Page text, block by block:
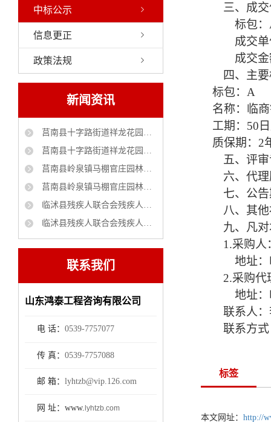
中标公示
信息更正
政策法规
新闻资讯
莒南县十字路街道祥龙花园（官地村）自来水管理服务采购项目 中标公告
莒南县十字路街道祥龙花园社区(官地村)工贸小区大棚改造工程 中标公告
莒南县岭泉镇马棚官庄园林绿化项目 竞争性磋商公告
莒南县岭泉镇马棚官庄园林绿化项目 成交公告
临沭县残疾人联合会残疾人家庭无障碍改造项目磋商公告
临沭县残疾人联合会残疾人家庭无障碍改造项目采购项目中标公示
联系我们
山东鸿泰工程咨询有限公司
电 话： 0539-7757077
传 真： 0539-7757088
邮 箱： lyhtzb@vip.126.com
网 址：www. lyhtzb.com
三、 成交
标包：
成交
成交
四、
主
标包： A
名称：临
工期： 50
质保期 ： 2
五、评
六、代
七、公
八、 其
九、凡
1.采购人
地址
2.采购代
地址
联系人
联系方
标签
本文网址： http://